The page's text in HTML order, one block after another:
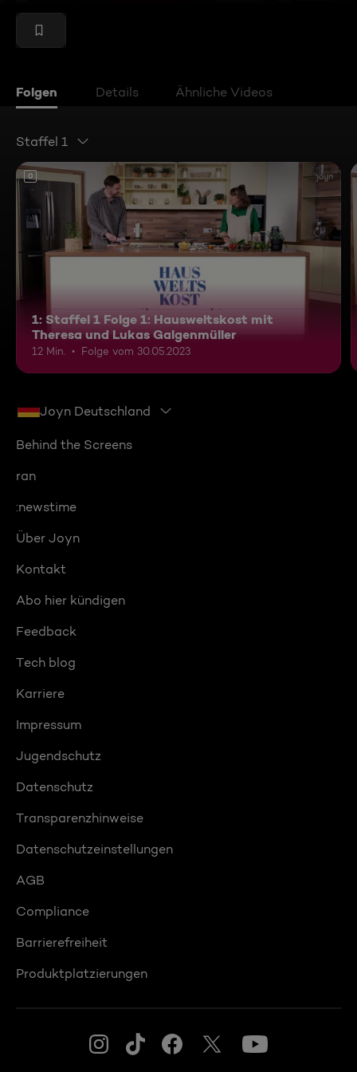
Folgen Details Ähnliche Videos
Staffel 1
0
1: Staffel 1 Folge 1: Hausweltskost mit
Theresa und Lukas Galgenmüller
12 Min. Folge vom 30.05.2023
Joyn Deutschland
Behind the Screens
ran
:newstime
Über Joyn
Kontakt
Abo hier kündigen
Feedback
Tech blog
Karriere
Impressum
Jugendschutz
Datenschutz
Transparenzhinweise
Datenschutzeinstellungen
AGB
Compliance
Barrierefreiheit
Produktplatzierungen